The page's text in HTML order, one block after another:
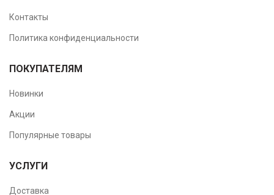
Контакты
Политика конфиденциальности
ПОКУПАТЕЛЯМ
Новинки
Акции
Популярные товары
УСЛУГИ
Доставка